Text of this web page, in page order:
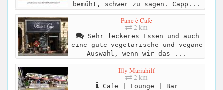
bemüht, schwer zu sagen. Capp...
Pane è Cafe
2 km
Sehr leckeres Essen und auch
eine gute vegetarische und vegane
Auswahl, wenn wir das ...
Illy Mariahilf
2 km
Cafe | Lounge | Bar